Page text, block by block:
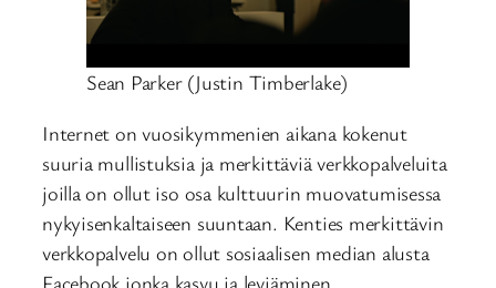
Sean Parker (Justin Timberlake)
Internet on vuosikymmenien aikana kokenut
suuria mullistuksia ja merkittäviä verkkopalveluita
joilla on ollut iso osa kulttuurin muovatumisessa
nykyisenkaltaiseen suuntaan. Kenties merkittävin
verkkopalvelu on ollut sosiaalisen median alusta
Facebook jonka kasvu ja leviäminen